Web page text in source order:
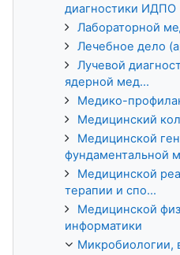
диагностики ИДПО
Лабораторной
Лечебное дело
Лучевой
ядерной мед...
Медико-
Медицинский
Медицинской
фундаментальной
Медицинской
терапии и спо...
Медицинской
информатики
Микробиологии,